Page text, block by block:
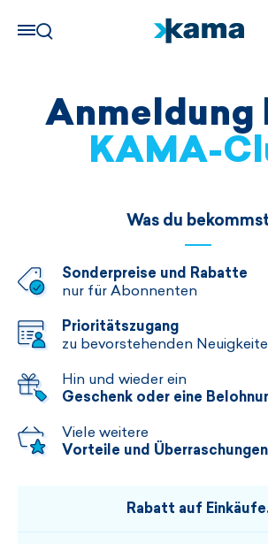
Anmeldung
KAMA-
Was du
Sonderpreise und Rabatte
nur für Abonnenten
Prioritätszugang
zu bevorstehenden
Hin und wieder ein
Geschenk oder eine
Viele weitere
Vorteile und Überraschungen
Rabatt auf